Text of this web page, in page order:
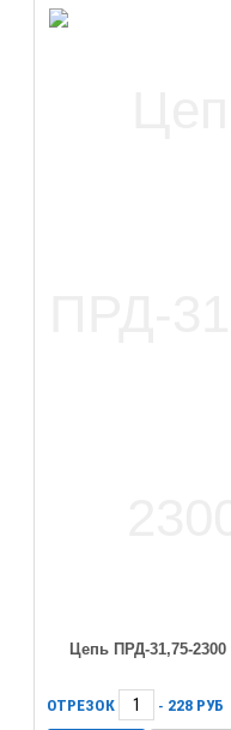
Цепь ПРД-31,75-2300
ОТРЕЗОК - 228 РУБ